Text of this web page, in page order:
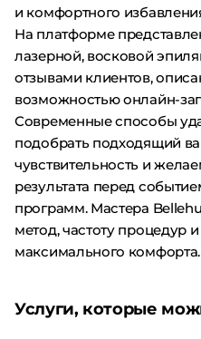
и комфортного
На платформе
лазерной, восковой
отзывами клиентов,
возможностью онлайн-
Современные способы
подобрать подходящий
чувствительность и
результата перед
программ. Мастера
метод, частоту процедур
максимального комфорта.
Услуги, которые